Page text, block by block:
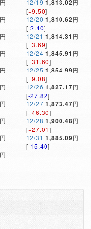
円
円
円
円
円
円
円
円
円
円
12/19 1,813.02円
[+9.50]
12/20 1,810.62円
[-2.40]
12/21 1,814.31 円
[+3.69]
12/24 1,845.91 円
[+31.60]
12/25 1,854.99円
[+9.08]
12/26 1,827.17円
[-27.82]
12/27 1,873.47円
[+46.30]
12/28 1,900.48円
[+27.01]
12/31 1,885.09円
[-15.40]